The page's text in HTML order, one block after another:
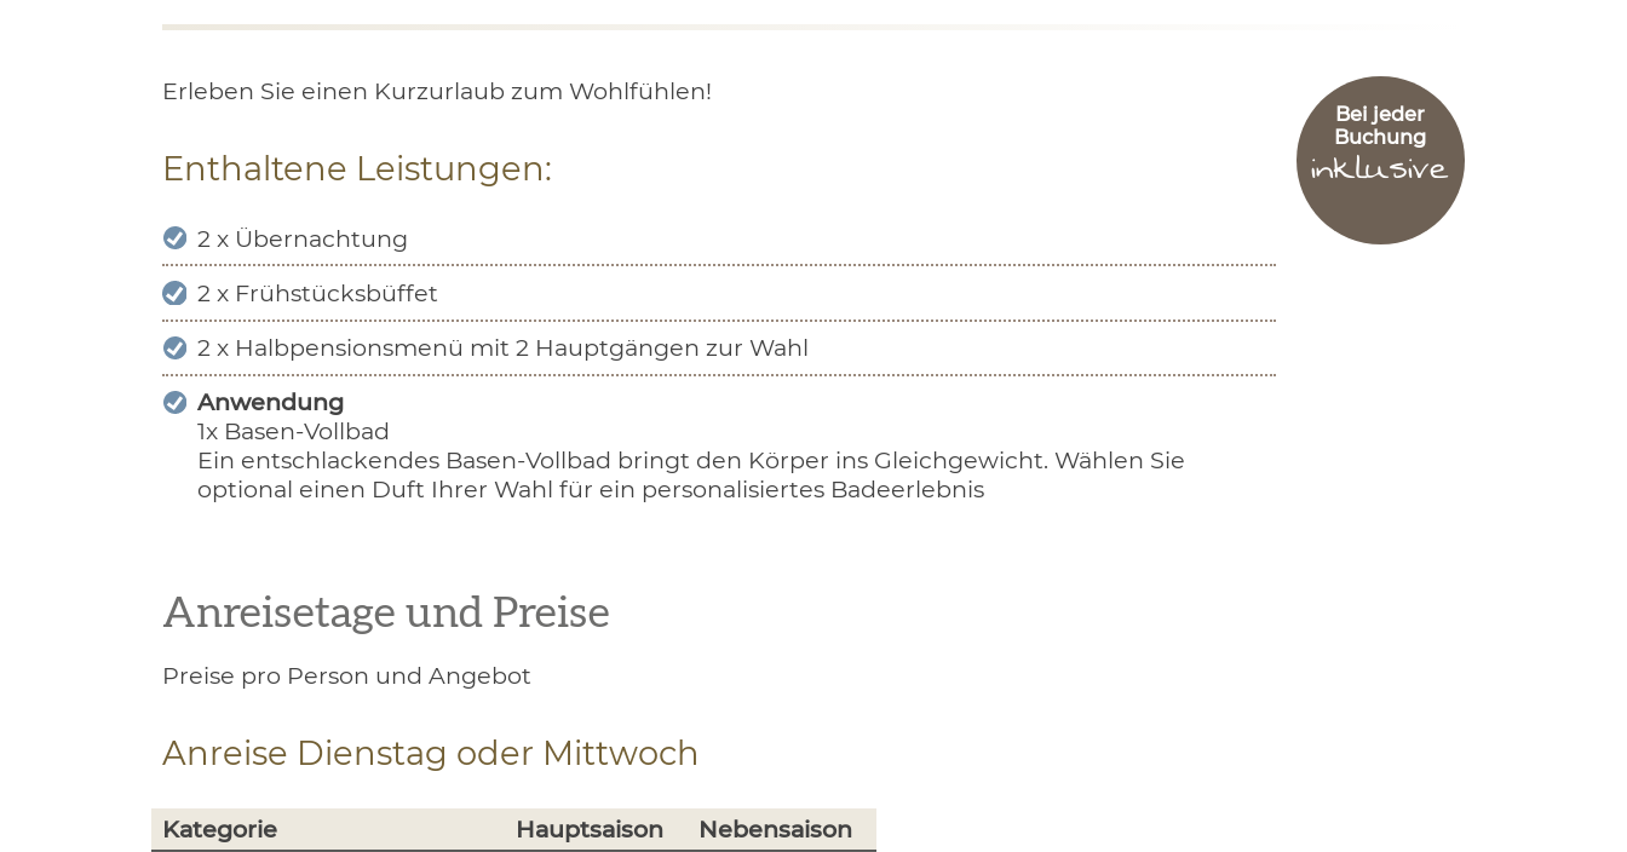
Bei jeder
Buchung
inklusive
Erleben Sie einen Kurzurlaub zum Wohlfühlen!
Enthaltene Leistungen:
2 x Übernachtung
2 x Frühstücksbüffet
2 x Halbpensionsmenü mit 2 Hauptgängen zur Wahl
Anwendung
1x Basen-Vollbad
Ein entschlackendes Basen-Vollbad bringt den Körper ins Gleichgewicht. Wählen Sie
optional einen Duft Ihrer Wahl für ein personalisiertes Badeerlebnis
Anreisetage und Preise
Preise pro Person und Angebot
Anreise Dienstag oder Mittwoch
Kategorie Hauptsaison
Nebensaison